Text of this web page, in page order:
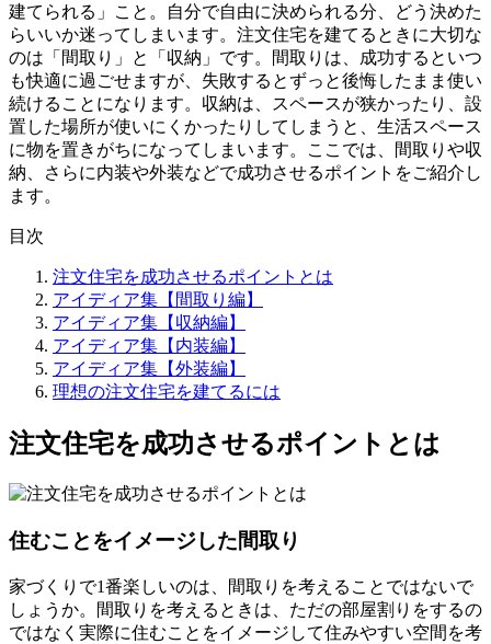
建てられる」こと。自分で自由に決められる分、どう決めた
らいいか迷ってしまいます。注文住宅を建てるときに大切な
のは「間取り」と「収納」です。間取りは、成功するといつ
も快適に過ごせますが、失敗するとずっと後悔したまま使い
続けることになります。収納は、スペースが狭かったり、設
置した場所が使いにくかったりしてしまうと、生活スペース
に物を置きがちになってしまいます。ここでは、間取りや収
納、さらに内装や外装などで成功させるポイントをご紹介し
ます。
目次
注文住宅を成功させるポイントとは
アイディア集【間取り編】
アイディア集【収納編】
アイディア集【内装編】
アイディア集【外装編】
理想の注文住宅を建てるには
注文住宅を成功させるポイントとは
住むことをイメージした間取り
家づくりで1番楽しいのは、 間取りを考える ことではないで
しょうか。間取りを考えるときは、 ただの部屋割りをするの
ではなく実際に住むことをイメージ して住みやすい空間を考